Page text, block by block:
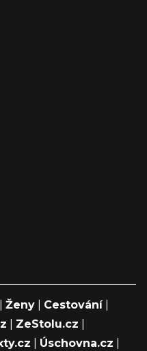
Ženy Cestování|
ZeStolu.cz
Úschovna.cz